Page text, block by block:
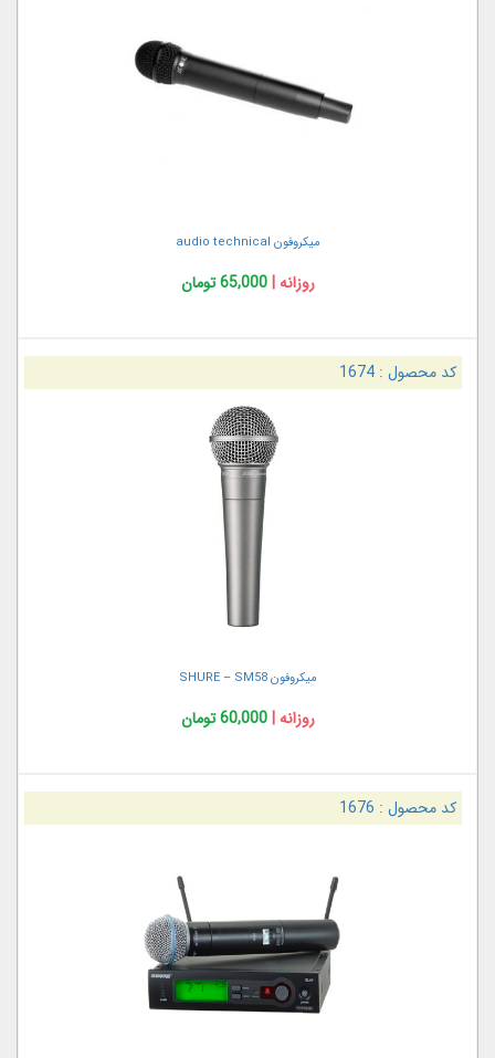
میکروفون audio technical
روزانه |65,000 تومان
کد محصول :1674
میکروفون SHURE – SM58
روزانه |60,000 تومان
کد محصول : 1676